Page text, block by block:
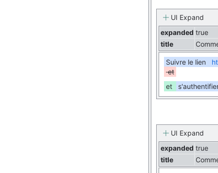
UI Expand
expanded true
title
Suivre le lien
et
et
UI Expand
expanded true
title